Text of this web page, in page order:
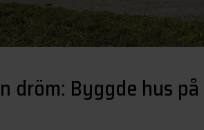
dröm: Byggde hus på